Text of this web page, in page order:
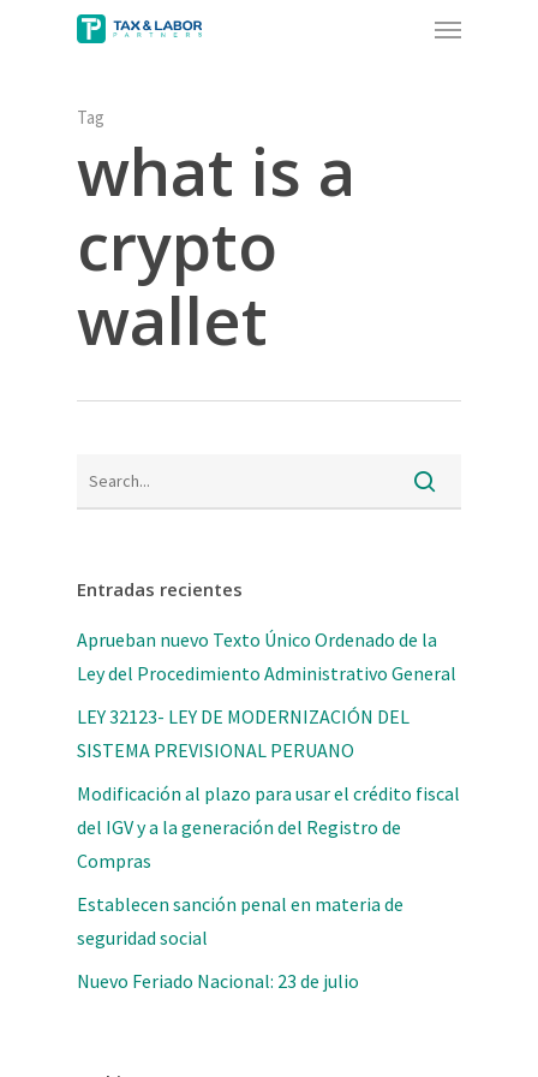
Menu
Tag
what is a
crypto
wallet
Entradas recientes
Aprueban nuevo Texto Único Ordenado de la
Ley del Procedimiento Administrativo General
LEY 32123- LEY DE MODERNIZACIÓN DEL
SISTEMA PREVISIONAL PERUANO
Modificación al plazo para usar el crédito fiscal
del IGV y a la generación del Registro de
Compras
Establecen sanción penal en materia de
seguridad social
Nuevo Feriado Nacional: 23 de julio